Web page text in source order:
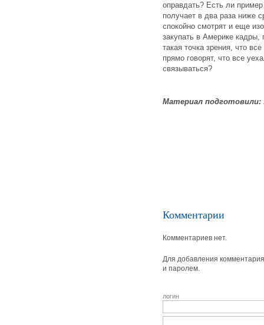
оправдать? Есть ли
получает в два раза ниже
спокойно смотрят и еще
закупать в Америке
такая точка зрения, что
прямо говорят, что все
связываться?
Материал подготовили:
Комментарии
Комментариев нет.
Для добавления
и паролем.
логин